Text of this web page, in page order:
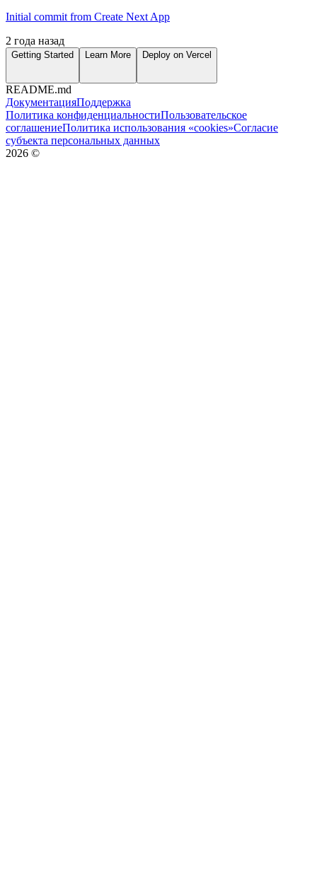
Initial commit from Create Next App
2 года назад
Getting Started Learn More Deploy on Vercel
README.md
ДокументацияПоддержка
Политика конфиденциальностиПользовательское
соглашениеПолитика использования «cookies»Согласие
субъекта персональных данных
2026 ©